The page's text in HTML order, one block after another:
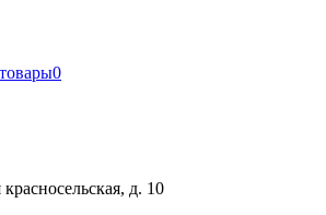
0
д. 10